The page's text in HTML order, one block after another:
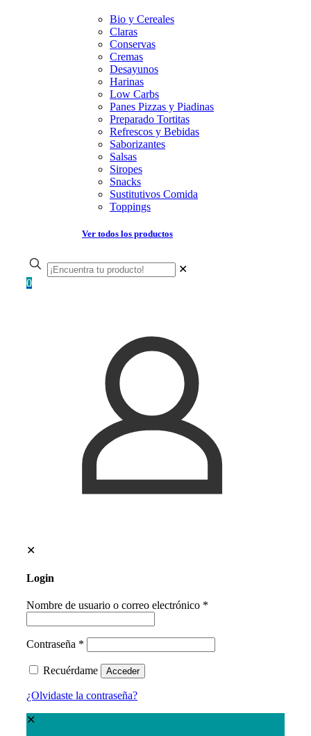
Bio y Cereales
Claras
Conservas
Cremas
Desayunos
Harinas
Low Carbs
Panes Pizzas y Piadinas
Preparado Tortitas
Refrescos y Bebidas
Saborizantes
Salsas
Siropes
Snacks
Sustitutivos Comida
Toppings
Ver todos los productos
✕
0
✕
Login
Nombre de usuario o correo electrónico *
Contraseña *
Recuérdame Acceder
¿Olvidaste la contraseña?
✕